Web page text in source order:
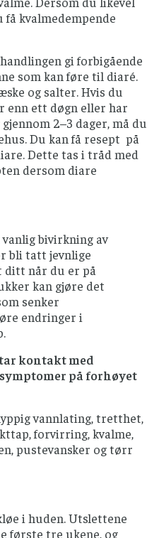
få kvalmedempende
gi forbigående
som kan føre til diaré.
og salter. Hvis du
enn ett døgn eller har
2–3 dager, må du
Du kan få resept på
Dette tas i tråd med
dersom diare
bivirkning av
bli tatt jevnlige
ditt når du er på
kan gjøre det
senker
endringer i
kontakt med
på forhøyet
vannlating, tretthet,
forvirring, kvalme,
pustevansker og tørr
i huden. Utslettene
første tre ukene, og